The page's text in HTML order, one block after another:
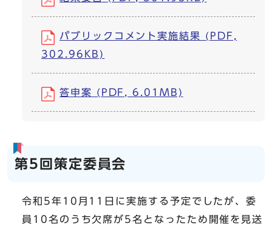
パブリックコメント実施結果 (PDF,
302.96KB)
答申案 (PDF, 6.01MB)
第5回策定委員会
令和5年10月11日に実施する予定でしたが、委
員10名のうち欠席が5名となったため開催を見送